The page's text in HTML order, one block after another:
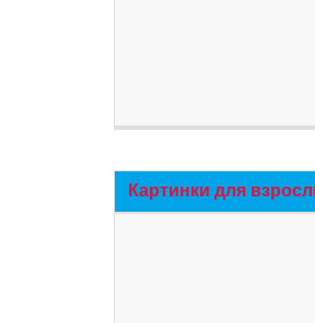
Картинки для